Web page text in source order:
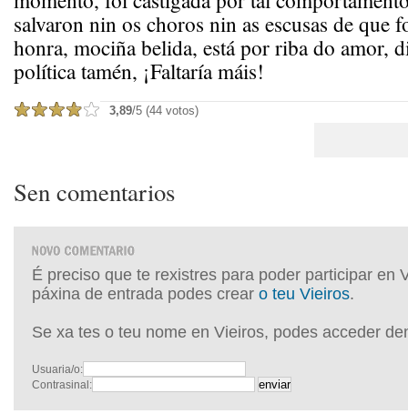
salvaron nin os choros nin as escusas de que
honra, mociña belida, está por riba do amor,
política tamén, ¡Faltaría máis!
3,89/5 (44 votos)
Sen comentarios
É preciso que te rexistres para poder participar en
páxina de entrada podes crear o teu Vieiros.
Se xa tes o teu nome en Vieiros, podes acceder
Usuaria/o:
Contrasinal: